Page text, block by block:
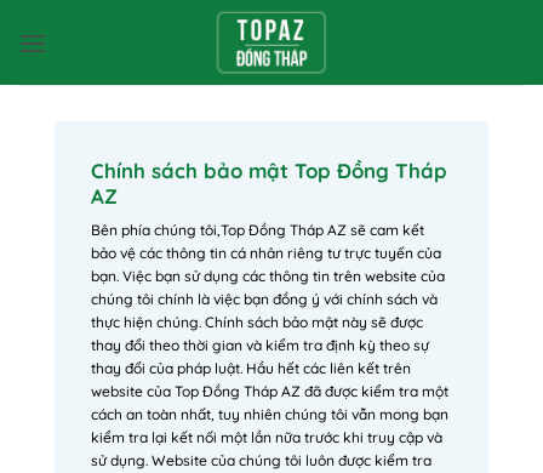
qua
Chính sách bảo mật Top Đồng Tháp
AZ
Bên phía chúng tôi,Top Đồng Tháp AZ sẽ cam kết
bảo vệ các thông tin cá nhân riêng tư trực tuyến của
bạn. Việc bạn sử dụng các thông tin trên website của
chúng tôi chính là việc bạn đồng ý với chính sách và
thực hiện chúng. Chính sách bảo mật này sẽ được
thay đổi theo thời gian và kiểm tra định kỳ theo sự
thay đổi của pháp luật. Hầu hết các liên kết trên
website của Top Đồng Tháp AZ đã được kiểm tra một
cách an toàn nhất, tuy nhiên chúng tôi vẫn mong bạn
kiểm tra lại kết nối một lần nữa trước khi truy cập và
sử dụng. Website của chúng tôi luôn được kiểm tra